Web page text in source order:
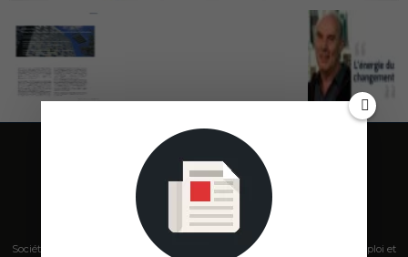
Société de presse, plateforme de mise en relation sur les marchés B2B, emploi et